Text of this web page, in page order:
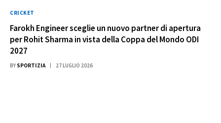
CRICKET
Farokh Engineer sceglie un nuovo partner di apertura
per Rohit Sharma in vista della Coppa del Mondo ODI
2027
BY SPORTIZIA 27 LUGLIO 2026